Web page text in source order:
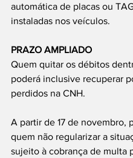
automática de placas ou
instaladas nos veículos.
PRAZO AMPLIADO
Quem quitar os débitos
poderá inclusive recuperar
perdidos na CNH.
A partir de 17 de novembro,
quem não regularizar a
sujeito à cobrança de multa